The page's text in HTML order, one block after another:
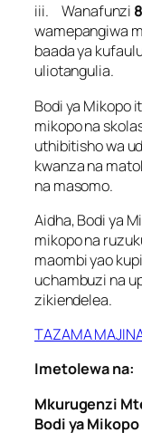
iii. Wanafunzi
wamepangiwa
baada ya
uliotangulia.
Bodi ya Mikopo
mikopo na
uthibitisho wa
kwanza na
na masomo.
Aidha, Bodi ya
mikopo na
maombi yao
uchambuzi na
zikiendelea.
TAZAMA
Imetolewa na:
Mkurugenzi
Bodi ya